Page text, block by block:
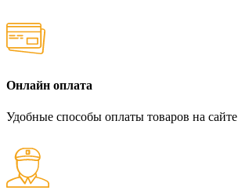
Онлайн оплата
Удобные способы оплаты товаров на сайте